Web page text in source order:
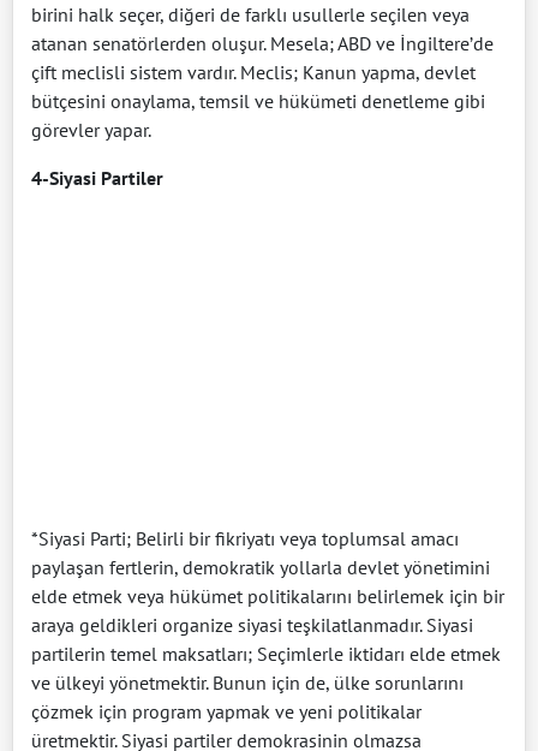
birini halk seçer, diğeri de farklı usullerle seçilen veya
atanan senatörlerden oluşur. Mesela; ABD ve İngiltere’de
çift meclisli sistem vardır. Meclis; Kanun yapma, devlet
bütçesini onaylama, temsil ve hükümeti denetleme gibi
görevler yapar.
4-Siyasi Partiler
*Siyasi Parti; Belirli bir fikriyatı veya toplumsal amacı
paylaşan fertlerin, demokratik yollarla devlet yönetimini
elde etmek veya hükümet politikalarını belirlemek için bir
araya geldikleri organize siyasi teşkilatlanmadır. Siyasi
partilerin temel maksatları; Seçimlerle iktidarı elde etmek
ve ülkeyi yönetmektir. Bunun için de, ülke sorunlarını
çözmek için program yapmak ve yeni politikalar
üretmektir. Siyasi partiler demokrasinin olmazsa